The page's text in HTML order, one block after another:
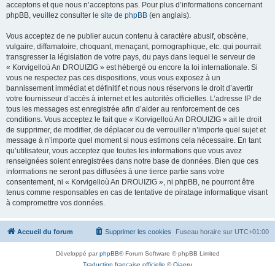
acceptons et que nous n’acceptons pas. Pour plus d’informations concernant
phpBB, veuillez consulter le site de phpBB (en anglais).
Vous acceptez de ne publier aucun contenu à caractère abusif, obscène,
vulgaire, diffamatoire, choquant, menaçant, pornographique, etc. qui pourrait
transgresser la législation de votre pays, du pays dans lequel le serveur de
« Korvigelloù An DROUIZIG » est hébergé ou encore la loi internationale. Si
vous ne respectez pas ces dispositions, vous vous exposez à un
bannissement immédiat et définitif et nous nous réservons le droit d’avertir
votre fournisseur d’accès à internet et les autorités officielles. L’adresse IP de
tous les messages est enregistrée afin d’aider au renforcement de ces
conditions. Vous acceptez le fait que « Korvigelloù An DROUIZIG » ait le droit
de supprimer, de modifier, de déplacer ou de verrouiller n’importe quel sujet et
message à n’importe quel moment si nous estimons cela nécessaire. En tant
qu’utilisateur, vous acceptez que toutes les informations que vous avez
renseignées soient enregistrées dans notre base de données. Bien que ces
informations ne seront pas diffusées à une tierce partie sans votre
consentement, ni « Korvigelloù An DROUIZIG », ni phpBB, ne pourront être
tenus comme responsables en cas de tentative de piratage informatique visant
à compromettre vos données.
Accueil du forum Fuseau horaire sur UTC+01:00
Supprimer les cookies
Développé parphpBB® Forum Software © phpBB Limited
Traduction française officielle ©Qiaeru